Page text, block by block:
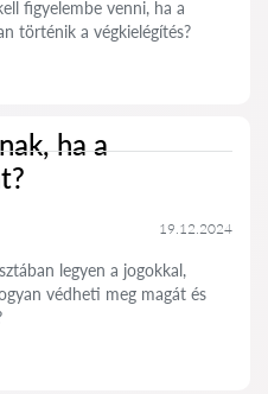
figyelembe venni, ha a
történik a végkielégítés?
ha a
19.12.2024
legyen a jogokkal,
védheti meg magát és